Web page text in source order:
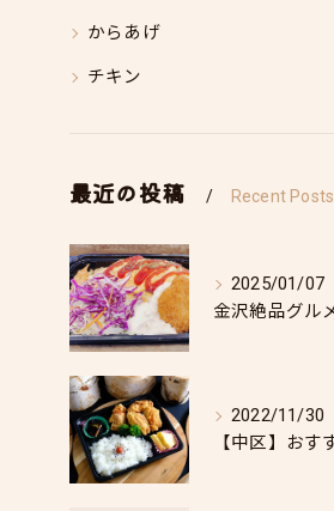
からあげ
チキン
最近の投稿 Recent Posts
2025/01/07
2022/11/30